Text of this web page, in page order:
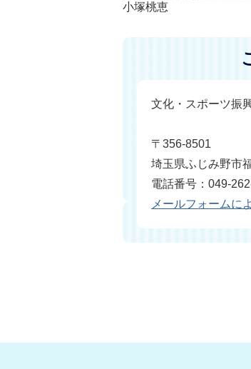
小塚桃恵
文化・スポーツ振
〒356-8501
埼玉県ふじみ野市
電話番号：049-
メールフォームに